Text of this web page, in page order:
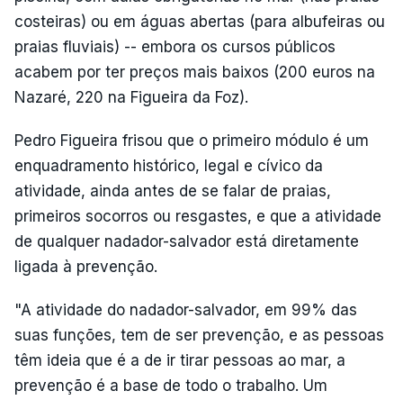
costeiras) ou em águas abertas (para albufeiras ou
praias fluviais) -- embora os cursos públicos
acabem por ter preços mais baixos (200 euros na
Nazaré, 220 na Figueira da Foz).
Pedro Figueira frisou que o primeiro módulo é um
enquadramento histórico, legal e cívico da
atividade, ainda antes de se falar de praias,
primeiros socorros ou resgastes, e que a atividade
de qualquer nadador-salvador está diretamente
ligada à prevenção.
"A atividade do nadador-salvador, em 99% das
suas funções, tem de ser prevenção, e as pessoas
têm ideia que é a de ir tirar pessoas ao mar, a
prevenção é a base de todo o trabalho. Um